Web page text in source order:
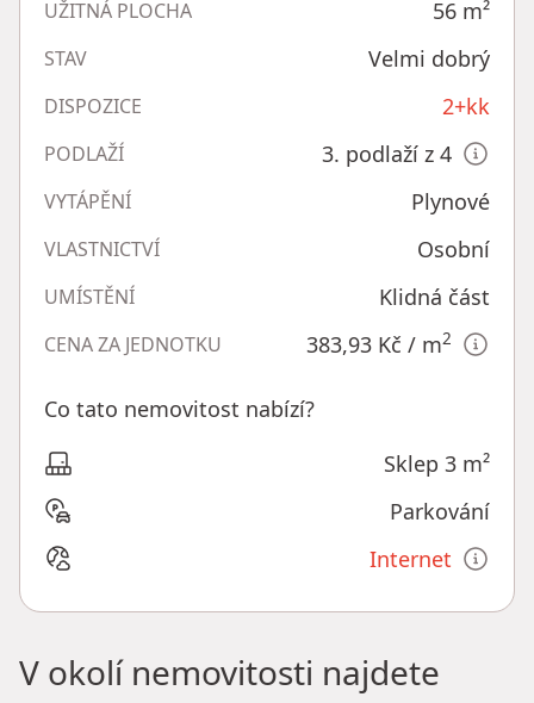
UŽITNÁ PLOCHA 56 m²
STAV Velmi dobrý
DISPOZICE 2+kk
PODLAŽÍ 3. podlaží z 4
VYTÁPĚNÍ Plynové
VLASTNICTVÍ Osobní
UMÍSTĚNÍ Klidná část
CENA ZA JEDNOTKU 383,93 Kč / m2
Co tato nemovitost nabízí?
Sklep 3 m²
Parkování
Internet
V okolí nemovitosti najdete